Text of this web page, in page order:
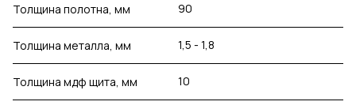
Толщина полотна, мм 90
Толщина металла, мм 1,5 - 1,8
Толщина мдф щита, мм 10